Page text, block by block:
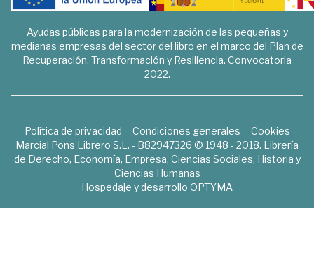
Ayudas públicas para la modernización de las pequeñas y
medianas empresas del sector del libro en el marco del Plan de
Recuperación, Transformación y Resiliencia. Convocatoria
2022.
Política de privacidad Condiciones generales
Cookies
Marcial Pons Librero S.L. - B82947326 © 1948 - 2018. Librería
de Derecho, Economía, Empresa, Ciencias Sociales, Historia y
Ciencias Humanas
Hospedaje y desarrollo OPTYMA